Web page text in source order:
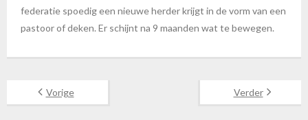
federatie spoedig een nieuwe herder krijgt in de vorm van een
pastoor of deken. Er schijnt na 9 maanden wat te bewegen.
Vorige Verder